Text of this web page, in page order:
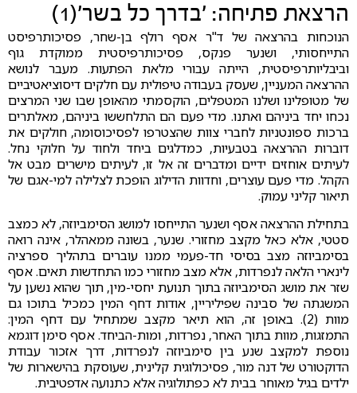
הרצאת פתיחה: 'בדרך כל בשר'(1)
הנוכחות בהרצאה של ד"ר אסף רולף בן-שחר, פסיכותרפיסט
התייחסותי, ושנער פנקס, פסיכותרפיסטית ממוקדת גוף
וביבליותרפיסטית, הייתה עבורי מלאת הפתעות. מעבר לנושא
ההרצאה המעניין, שעסק בעבודה טיפולית עם חלקים דיסוציאטיביים
של מטופלינו ושלנו המטפלים, הוקסמתי מהאופן שבו שני המרצים
נכחו יחד ביניהם ואתנו. מדי פעם הם התלחששו ביניהם, מאלתרים
ברכות ספונטניות לחברי צוות שהצטרפו לפסיכוסומה, חולקים את
דוברות ההרצאה בטבעיות, כמדלגים ביחד ולחוד על חלוקי נחל.
לעיתים אוחזים ידיים ומדברים זה אל זו, לעיתים מישרים מבט אל
הקהל. מדי פעם עוצרים, וחדוות הדילוג הופכת לצלילה למי-אגם של
תיאור קליני עמוק.
בתחילת ההרצאה אסף ושנער התייחסו למושג הסימביוזה, לא כמצב
סטטי, אלא כאל מקצב מחזורי. שנער, בשונה ממאהלר, אינה רואה
בסימביוזה מצב בסיסי חד-פעמי ממנו עוברים בתהליך ספרציה
לינארי הלאה לנפרדות, אלא מצב מחזורי כמו התחדשות תאים. אסף
שזר את מושג הסימביוזה בתוך תנועת יחסי-מין, תוך שהוא נשען על
המשגתה של סבינה שפיליריין, אודות דחף המין כמכיל בתוכו גם
מוות (2). באופן זה, הוא תיאר מקצב שמתחיל עם דחף המין:
התמזגות, מוות בתוך האחר, נפרדות, ומות-הביחד. אסף סימן דוגמא
נוספת למקצב שנע בין סימביוזה לנפרדות, דרך אזכור עבודת
הדוקטורט של דנה מור, פסיכולוגית קלינית, שעוסקת בהישארות של
ילדים בגיל מאוחר בבית לא כפתולוגיה אלא כתנועה אדפטיבית.